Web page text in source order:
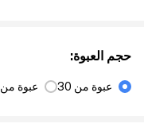
حجم العبوة:
عبوة من 30 عبوة من 90